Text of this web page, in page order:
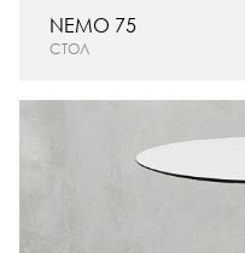
СТОЛ
NEMO 75